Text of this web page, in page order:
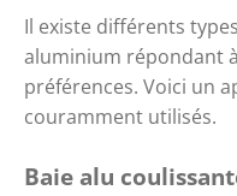
Il existe différents
aluminium répondant
préférences. Voici un
couramment utilisés.
Baie alu